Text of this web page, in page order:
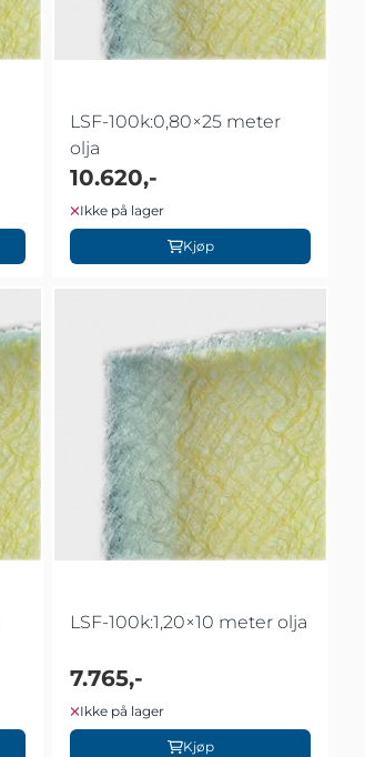
LSF-100k:0,80×25 meter
olja
10.620,-
Ikke på lager
Kjøp
LSF-100k:1,20×10 meter olja
7.765,-
Ikke på lager
Kjøp